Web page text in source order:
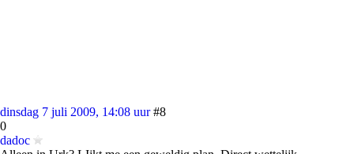
dinsdag 7 juli 2009, 14:08 uur #8
0
dadoc